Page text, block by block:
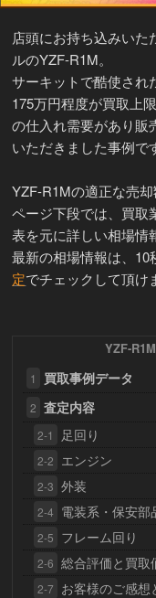
店頭にお持ち込みいた
ルのYZF-R1M。
サーキットで酷使され
175万円程度が買取上
の仕入れ需要があり販
いただきました事例で
YZF-R1Mの適正な売却
ページ下段では、買取
表を元に詳しい相場情
最新の相場情報は、10
定でチェックして頂け
YZF-
1 買取事例データ
2 査定内容
2-1 足回り
2-2 エンジン
2-3 外装
2-4 電装系・保安部
2-5 フレーム回り
2-6 総合評価と買取
2-7 お客様のご感想